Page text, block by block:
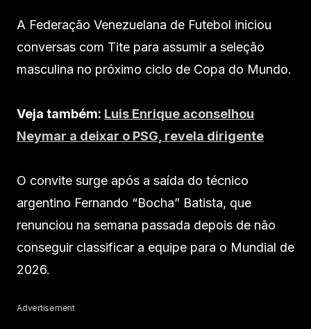
A Federação Venezuelana de Futebol iniciou
conversas com Tite para assumir a seleção
masculina no próximo ciclo de Copa do Mundo.
Veja também: Luis Enrique aconselhou
Neymar a deixar o PSG, revela dirigente
O convite surge após a saída do técnico
argentino Fernando “Bocha” Batista, que
renunciou na semana passada depois de não
conseguir classificar a equipe para o Mundial de
2026.
Advertisement